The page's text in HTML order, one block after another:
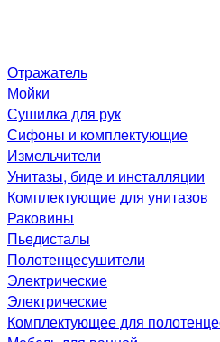
Отражатель
Мойки
Сушилка для рук
Сифоны и комплектующие
Измельчители
Унитазы, биде и инсталляции
Комплектующие для унитазов
Раковины
Пьедисталы
Полотенцесушители
Электрические
Электрические
Комплектующее для